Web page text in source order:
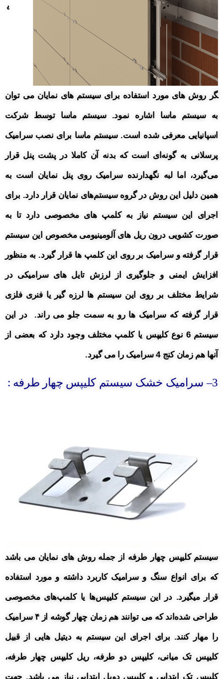
ی
گر روش های مورد استفاده برای سیستم های نمایان می توان
به سیستم ماسا اشاره نمود. سیستم ماسا توسط شرکت
اسپانیایی معرفی شده است. سیستم ماسا برای نصب سرامیک
پرسلانی به گونه‌ای است که بدنه آن کاملا در پشت پنل قرار
می‌گیرد، اما لبه نگهدارنده سرامیک روی پنل نمایان است به
همین دلیل این روش در گروه سیستم‌های نمایان قرار دارد. برای
اجرای این سیستم نیاز به کلمپ های مخصوصی دارد تا به
صورت کشویی درون ریل های آلومینیومی مخصوص این سیستم
قرار گرفته و سرامیک بر روی این کلمپ ها قرار گیرد. به منظور
افزایش ایمنی و جلوگیری از لرزش تایل های سرامیکی در
شرایط مختلف بر روی این سیستم ها لرزه گیر یا فنری فلزی
قرار گرفته که سرامیک ها رو به سمت جلو می راند. در این
سیستم 6 نوع کلیپس یا کلمپ مختلف وجود دارد که بعضی از
آنها هم زمان کنج 4 سرامیک را می گیرد.
3– سرامیک خشک سیستم کلیپس چهار طرفه :
سیستم کلیپس چهار طرفه از جمله روش های نمایان می باشد
که برای انواع سنگ و سرامیک کاربرد داشته و مورد استفاده
قرار میگیرد.در این سیستم کلیپس‌ها یا کلمپ‌های مخصوصی
طراحی شده‌اند که می توانند هم زمان چهار گوشه از ۴ سرامیک
را مهار کنند. برای اجرای این سیستم به دیتیل هایی از قبیل
کلیپس تک میانی، کلیپس دو طرفه، ریل کلیپس چهار طرفه،
کلیپس تک ابتدایی و کلیپس دوبل ابتدایی نیاز می باشد. جهت